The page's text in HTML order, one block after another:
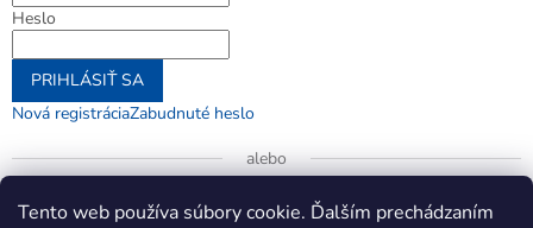
Tento web používa súbory cookie. Ďalším prechádzaním
Heslo
PRIHLÁSIŤ SA
Nová registráciaZabudnuté heslo
alebo
Prihlásiť sa cez Google